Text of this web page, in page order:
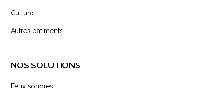
Culture
Autres bâtiments
NOS SOLUTIONS
Feux sonores